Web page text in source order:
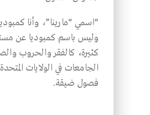
“اسمي “مارينا”، وأنا
كثيرة، كالفقر والحروب
فصول ضيقة.